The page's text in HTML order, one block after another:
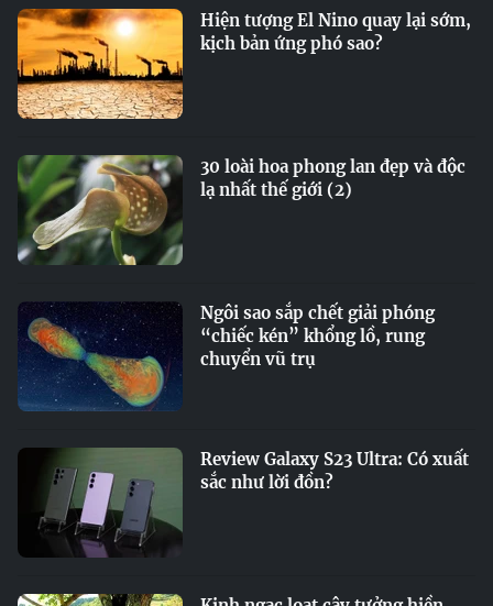
Hiện tượng El Nino quay lại sớm,
kịch bản ứng phó sao?
30 loài hoa phong lan đẹp và độc
lạ nhất thế giới (2)
Ngôi sao sắp chết giải phóng
“chiếc kén” khổng lồ, rung
chuyển vũ trụ
Review Galaxy S23 Ultra: Có xuất
sắc như lời đồn?